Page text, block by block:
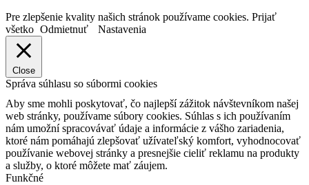
Pre zlepšenie kvality našich stránok používame cookies. Prijať
všetko Odmietnuť Nastavenia
Close
Správa súhlasu so súbormi cookies
Aby sme mohli poskytovať, čo najlepší zážitok návštevníkom našej
web stránky, používame súbory cookies. Súhlas s ich používaním
nám umožní spracovávať údaje a informácie z vášho zariadenia,
ktoré nám pomáhajú zlepšovať užívateľský komfort, vyhodnocovať
používanie webovej stránky a presnejšie cieliť reklamu na produkty
a služby, o ktoré môžete mať záujem.
Funkčné